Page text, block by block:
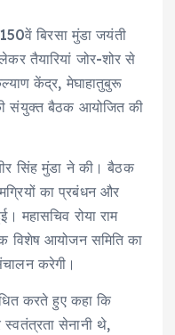
बिरसा मुंडा जयंती
तैयारियां जोर-शोर से
केंद्र, मेघाहातुबुरू
संयुक्त बैठक आयोजित की
सिंह मुंडा ने की। बैठक
का प्रबंधन और
महासचिव रोया राम
विशेष आयोजन समिति का
करेगी।
करते हुए कहा कि
स्वतंत्रता सेनानी थे,